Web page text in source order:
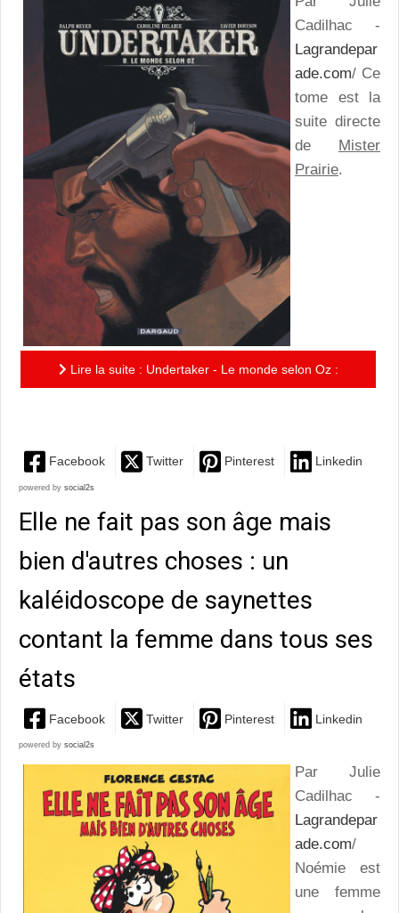
Cadilhac -
Lagrandepar
ade.com/ Ce
tome est la
suite directe
de Mister
Prairie.
Lire la suite : Undertaker - Le monde selon Oz :
Facebook Twitter Pinterest Linkedin
powered by social2s
Elle ne fait pas son âge mais
bien d'autres choses : un
kaléidoscope de saynettes
contant la femme dans tous ses
états
Facebook Twitter Pinterest Linkedin
powered by social2s
Par Julie
Cadilhac -
Lagrandepar
ade.com/
Noémie est
une femme